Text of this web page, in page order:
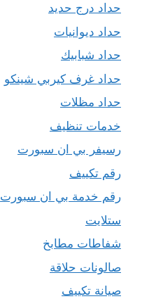
حداد درج حديد
حداد ديوانيات
حداد شبابيك
حداد غرف كيربي شينكو
حداد مظلات
خدمات تنظيف
رسيفر بي ان سبورت
رقم تكييف
رقم خدمة بي ان سبورت
ستلايت
شفاطات مطابخ
صالونات حلاقة
صيانة تكييف